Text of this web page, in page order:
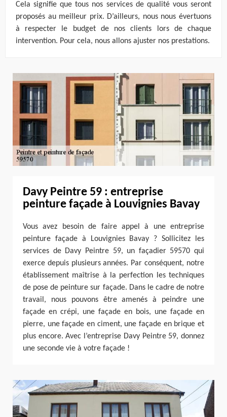
Cela signifie que tous nos services de qualité vous seront
proposés au meilleur prix. D’ailleurs, nous nous évertuons
à respecter le budget de nos clients lors de chaque
intervention. Pour cela, nous allons ajuster nos prestations.
Davy Peintre 59 : entreprise
peinture façade à Louvignies Bavay
Vous avez besoin de faire appel à une entreprise
peinture façade à Louvignies Bavay ? Sollicitez les
services de Davy Peintre 59, un façadier 59570 qui
exerce depuis plusieurs années. Par conséquent, notre
établissement maîtrise à la perfection les techniques
de pose de peinture sur façade. Dans le cadre de notre
travail, nous pouvons être amenés à peindre une
façade en crépi, une façade en bois, une façade en
pierre, une façade en ciment, une façade en brique et
plus encore. Avec l’entreprise Davy Peintre 59, donnez
une seconde vie à votre façade !